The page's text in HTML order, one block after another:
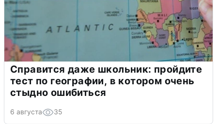
Справится даже школьник: пройдите
тест по географии, в котором очень
стыдно ошибиться
6 августа 35